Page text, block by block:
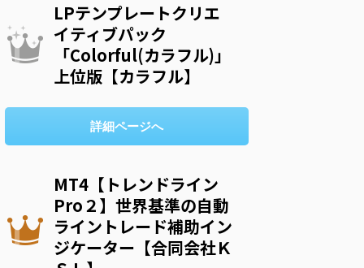
LPテンプレートクリエ
イティブパック
「Colorful(カラフル)」
上位版【カラフル】
詳細ページへ
MT4【トレンドライン
Pro２】世界基準の自動
ライントレード補助イン
ジケーター【合同会社Ｋ